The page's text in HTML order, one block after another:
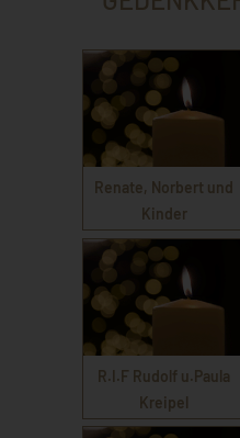
Renate, Norbert und
Kinder
R.I.F Rudolf u.Paula
Kreipel